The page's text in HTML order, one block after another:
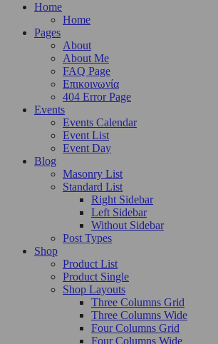
Home
Home
Pages
About
About Me
FAQ Page
Επικοινωνία
404 Error Page
Events
Events Calendar
Event List
Event Day
Blog
Masonry List
Standard List
Right Sidebar
Left Sidebar
Without Sidebar
Post Types
Shop
Product List
Product Single
Shop Layouts
Three Columns Grid
Three Columns Wide
Four Columns Grid
Four Columns Wide